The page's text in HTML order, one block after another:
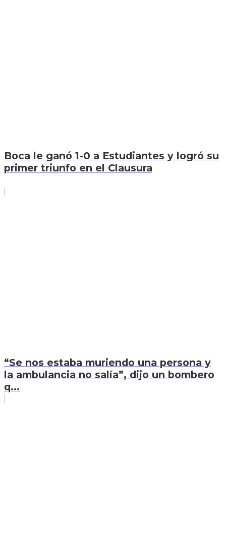
Boca le ganó 1-0 a Estudiantes y logró su
primer triunfo en el Clausura
“Se nos estaba muriendo una persona y
la ambulancia no salía”, dijo un bombero
q...